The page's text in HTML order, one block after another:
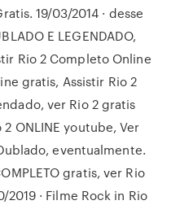
19/03/2014 · desse
E LEGENDADO,
Rio 2 Completo Online
gratis, Assistir Rio 2
ver Rio 2 gratis
ONLINE youtube, Ver
eventualmente.
gratis, ver Rio
2019 · Filme Rock in Rio